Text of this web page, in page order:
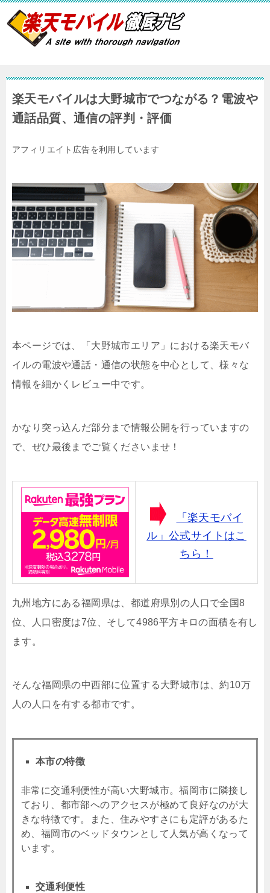
楽天モバイルは大野城市でつながる？電波や
通話品質、通信の評判・評価
アフィリエイト広告を利用しています
本ページでは、「大野城市エリア」における楽天モバ
イルの電波や通話・通信の状態を中心として、様々な
情報を細かくレビュー中です。
かなり突っ込んだ部分まで情報公開を行っていますの
で、ぜひ最後までご覧くださいませ！
「楽天モバイ
ル」公式サイトはこ
ちら！
九州地方にある福岡県は、 都道府県別の人口で全国8
位、人口密度は7位、そして4986平方キロの面積を有し
ます。
そんな福岡県の中西部に位置する大野城市は、約10万
人の人口を有する都市です。
本市の特徴
非常に交通利便性が高い大野城市。福岡市に隣接し
ており、都市部へのアクセスが極めて良好なのが大
きな特徴です。また、住みやすさにも定評があるた
め、福岡市のベッドタウンとして人気が高くなって
います。
交通利便性